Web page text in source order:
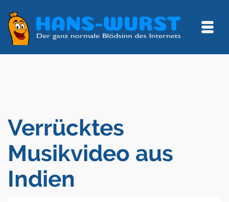
Verrücktes
Musikvideo aus
Indien